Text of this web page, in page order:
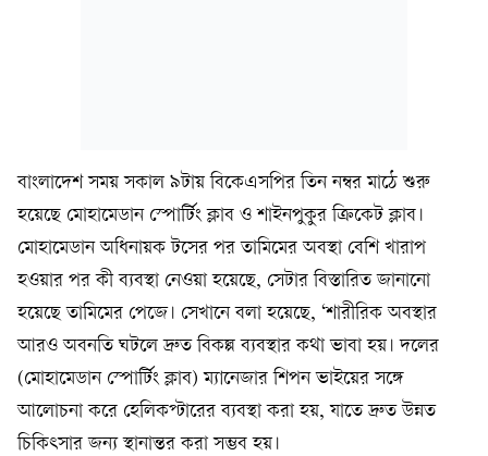
বাংলাদেশ সময় সকাল ৯টায় বিকেএসপির তিন নম্বর মাঠে শুরু
হয়েছে মোহামেডান স্পোর্টিং ক্লাব ও শাইনপুকুর ক্রিকেট ক্লাব।
মোহামেডান অধিনায়ক টসের পর তামিমের অবস্থা বেশি খারাপ
হওয়ার পর কী ব্যবস্থা নেওয়া হয়েছে, সেটার বিস্তারিত জানানো
হয়েছে তামিমের পেজে। সেখানে বলা হয়েছে, ‘শারীরিক অবস্থার
আরও অবনতি ঘটলে দ্রুত বিকল্প ব্যবস্থার কথা ভাবা হয়। দলের
(মোহামেডান স্পোর্টিং ক্লাব) ম্যানেজার শিপন ভাইয়ের সঙ্গে
আলোচনা করে হেলিকপ্টারের ব্যবস্থা করা হয়, যাতে দ্রুত উন্নত
চিকিৎসার জন্য স্থানান্তর করা সম্ভব হয়।